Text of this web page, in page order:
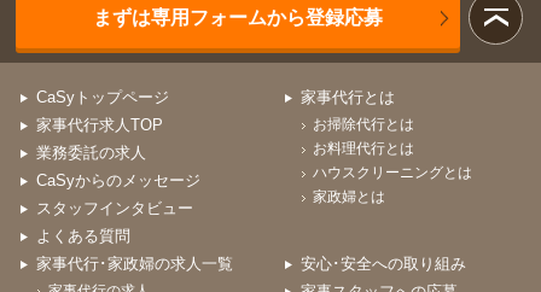
まずは専用フォームから登録応募
CaSyトップページ
家事代行求人TOP
業務委託の求人
CaSyからのメッセージ
スタッフインタビュー
よくある質問
家事代行とは
お掃除代行とは
お料理代行とは
ハウスクリーニングとは
家政婦とは
家事代行･家政婦の求人一覧
安心･安全への取り組み